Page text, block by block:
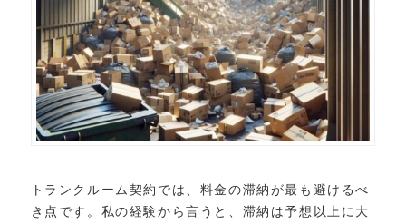
トランクルーム契約では、料金の滞納が最も避けるべ
き点です。私の経験から言うと、滞納は予想以上に大